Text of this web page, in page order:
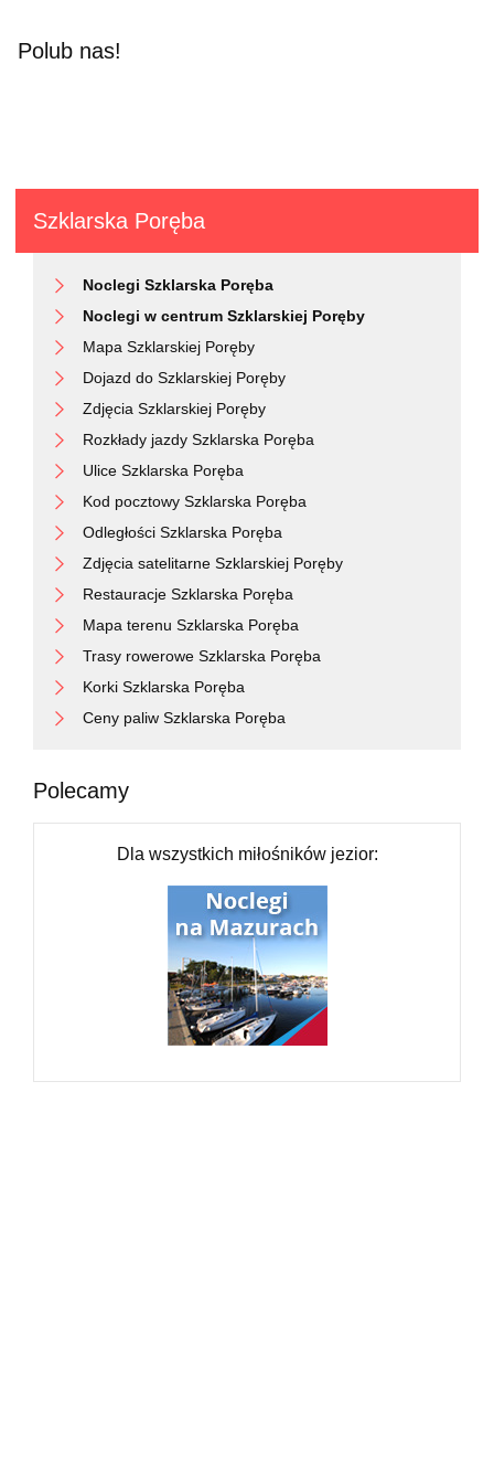
Polub nas!
Szklarska Poręba
Noclegi Szklarska Poręba
Noclegi w centrum Szklarskiej Poręby
Mapa Szklarskiej Poręby
Dojazd do Szklarskiej Poręby
Zdjęcia Szklarskiej Poręby
Rozkłady jazdy Szklarska Poręba
Ulice Szklarska Poręba
Kod pocztowy Szklarska Poręba
Odległości Szklarska Poręba
Zdjęcia satelitarne Szklarskiej Poręby
Restauracje Szklarska Poręba
Mapa terenu Szklarska Poręba
Trasy rowerowe Szklarska Poręba
Korki Szklarska Poręba
Ceny paliw Szklarska Poręba
Polecamy
Dla wszystkich miłośników jezior: